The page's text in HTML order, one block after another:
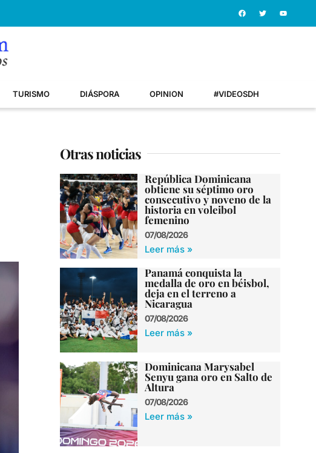
TURISMO DIÁSPORA OPINION #VIDEOSDH
Otras noticias
República Dominicana
obtiene su séptimo oro
consecutivo y noveno de la
historia en voleibol
femenino
07/08/2026
Leer más »
Panamá conquista la
medalla de oro en béisbol,
deja en el terreno a
Nicaragua
07/08/2026
Leer más »
Dominicana Marysabel
Senyu gana oro en Salto de
Altura
07/08/2026
Leer más »